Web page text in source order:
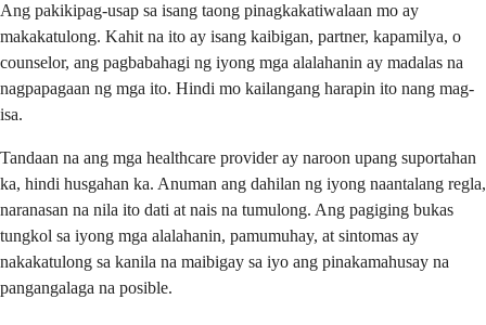
Ang pakikipag-usap sa isang taong pinagkakatiwalaan mo ay
makakatulong. Kahit na ito ay isang kaibigan, partner, kapamilya, o
counselor, ang pagbabahagi ng iyong mga alalahanin ay madalas na
nagpapagaan ng mga ito. Hindi mo kailangang harapin ito nang mag-
isa.
Tandaan na ang mga healthcare provider ay naroon upang suportahan
ka, hindi husgahan ka. Anuman ang dahilan ng iyong naantalang regla,
naranasan na nila ito dati at nais na tumulong. Ang pagiging bukas
tungkol sa iyong mga alalahanin, pamumuhay, at sintomas ay
nakakatulong sa kanila na maibigay sa iyo ang pinakamahusay na
pangangalaga na posible.